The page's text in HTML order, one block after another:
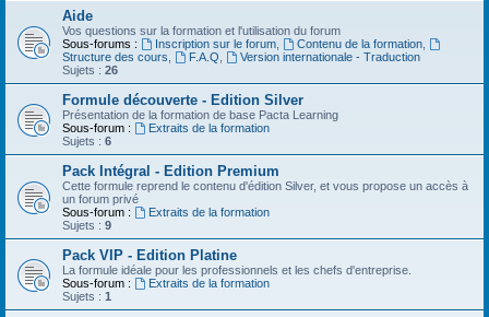
Aide
Vos questions sur la formation et l'utilisation du forum
Sous-forums :
Inscription sur le forum, Contenu de la formation,
Structure des cours
F.A.Q
Version internationale - Traduction
Sujets : 26
Formule découverte - Edition Silver
Présentation de la formation de base Pacta Learning
Sous-forum :
Extraits de la formation
Sujets : 6
Pack Intégral - Edition Premium
Cette formule reprend le contenu d'édition Silver, et vous propose un accès à
un forum privé
Sous-forum :
Extraits de la formation
Sujets : 9
Pack VIP - Edition Platine
La formule idéale pour les professionnels et les chefs d'entreprise.
Sous-forum :
Extraits de la formation
Sujets : 1